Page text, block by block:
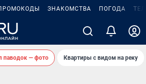
ЗНАКОМСТВА ПОГОДА
паводок — фото Квартиры с видом на реку